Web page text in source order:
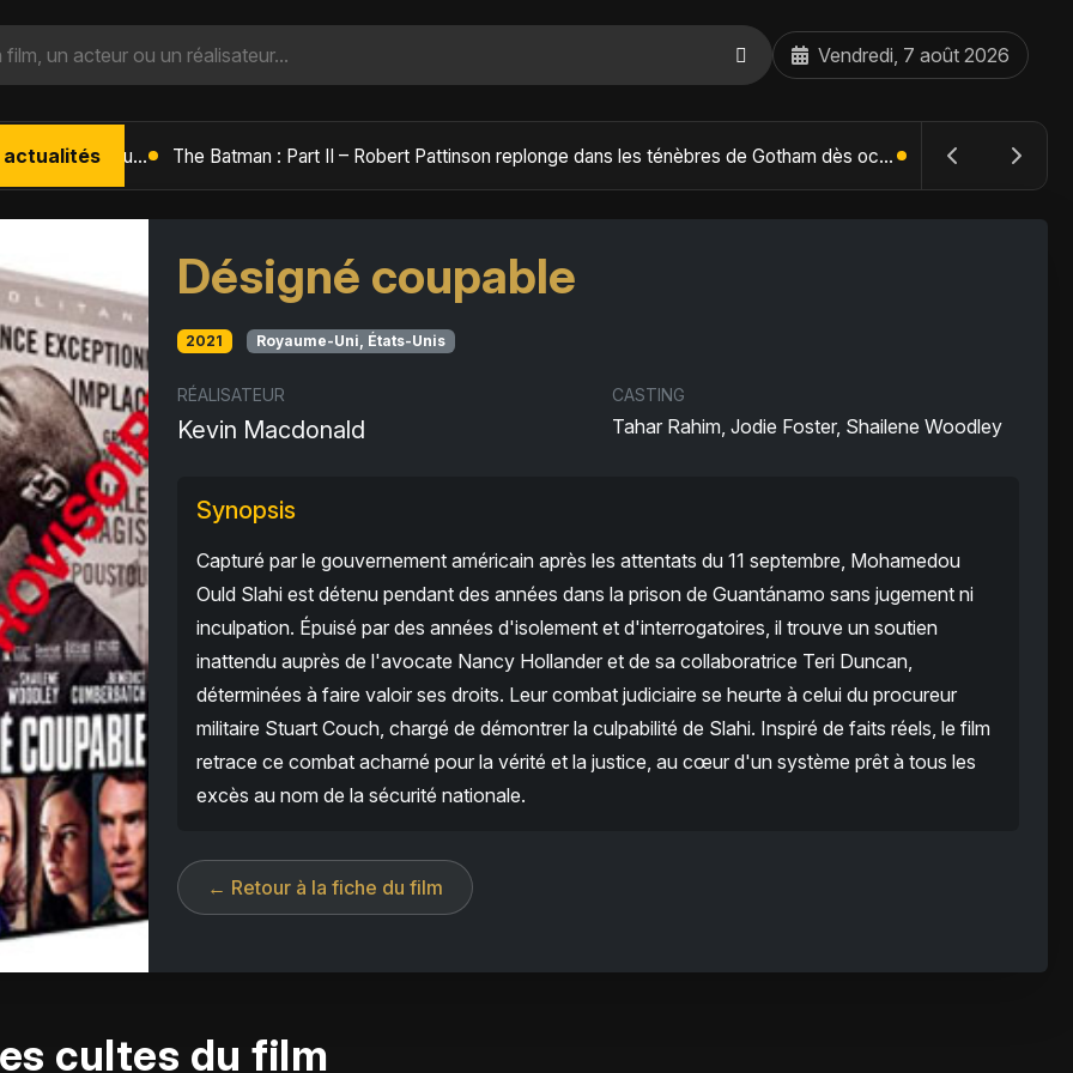
Vendredi, 7 août 2026
actualités L'Âge de Glace : Le Réveil du Volcan – Manny, Sid et Diego de retour pour une aventure explosive The Batman : Part II – Robert Pattinson replonge dans les ténèbres de Gotham dès octobre 2027
Désigné coupable
2021 Royaume-Uni, États-Unis
RÉALISATEUR
Kevin Macdonald
CASTING
Tahar Rahim, Jodie Foster, Shailene Woodley
Synopsis
Capturé par le gouvernement américain après les attentats du 11 septembre, Mohamedou
Ould Slahi est détenu pendant des années dans la prison de Guantánamo sans jugement ni
inculpation. Épuisé par des années d'isolement et d'interrogatoires, il trouve un soutien
inattendu auprès de l'avocate Nancy Hollander et de sa collaboratrice Teri Duncan,
déterminées à faire valoir ses droits. Leur combat judiciaire se heurte à celui du procureur
militaire Stuart Couch, chargé de démontrer la culpabilité de Slahi. Inspiré de faits réels, le film
retrace ce combat acharné pour la vérité et la justice, au cœur d'un système prêt à tous les
excès au nom de la sécurité nationale.
← Retour à la fiche du film
cultes du film